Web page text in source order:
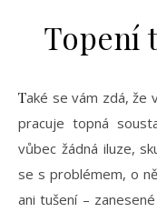
Topení
Také se vám zdá, že vaše topení topí velmi slabě, a přesto
pracuje topná
vůbec žádná iluze,
se s problémem, o
ani tušení –